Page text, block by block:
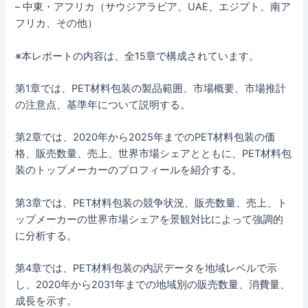
– 中東・アフリカ（サウジアラビア、UAE、エジプト、南ア
フリカ、その他）
※本レポートの内容は、全15章で構成されています。
第1章では、PET材料包装の製品範囲、市場概要、市場推計
の注意点、基準年について説明する。
第2章では、2020年から2025年までのPET材料包装の価
格、販売数量、売上、世界市場シェアとともに、PET材料包
装のトップメーカーのプロフィールを紹介する。
第3章では、PET材料包装の競争状況、販売数量、売上、ト
ップメーカーの世界市場シェアを景観対比によって強調的
に分析する。
第4章では、PET材料包装の内訳データを地域レベルで示
し、2020年から2031年までの地域別の販売数量、消費量、
成長を示す。